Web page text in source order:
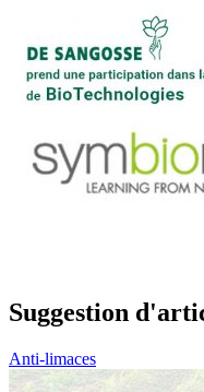
Suggestion
Anti-limaces